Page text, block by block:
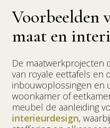
Voorbeelden
maat en
De maatwerkprojecten
van royale eettafels en
inbouwoplossingen en
woonkamer of
meubel de aanleiding
interieurdesign,